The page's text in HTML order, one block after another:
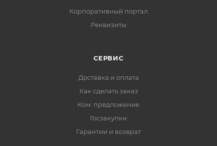
Корпоративный портал
Реквизиты
СЕРВИС
Доставка и оплата
Как сделать заказ
Ком. предложение
Госзакупки
Гарантии и возврат